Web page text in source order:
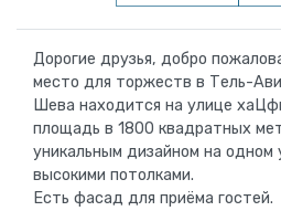
Дорогие друзья, добро
место для торжеств в Тель-
Шева находится на улице
площадь в 1800 квадратных
уникальным дизайном на одном
высокими потолками.
Есть фасад для приёма гостей.